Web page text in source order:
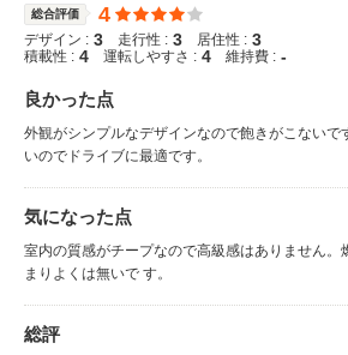
総合評価 4
デザイン : 3 走行性 : 3 居住性 : 3
積載性 : 4 運転しやすさ : 4 維持費 : -
良かった点
外観がシンプルなデザインなので飽きがこないで
いのでドライブに最適です。
気になった点
室内の質感がチープなので高級感はありません。
まりよくは無いで す。
総評